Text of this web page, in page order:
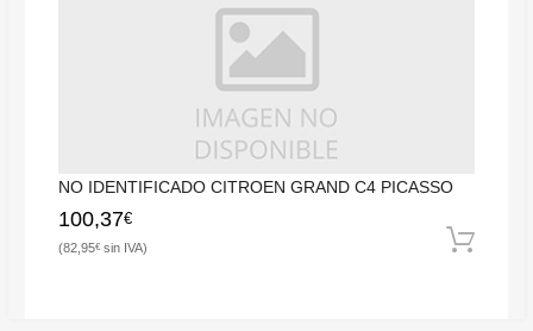
NO IDENTIFICADO CITROEN GRAND C4 PICASSO
100,37€
82,95€